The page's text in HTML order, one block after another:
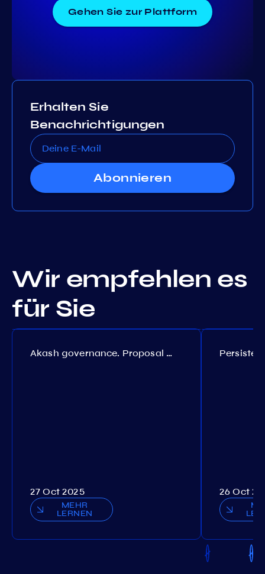
Gehen Sie zur Plattform
Erhalten Sie
Benachrichtigungen
Abonnieren
Wir empfehlen es
für Sie
Akash governance. Proposal №308
27 Oct 2025
MEHR
LERNEN
26 Oct